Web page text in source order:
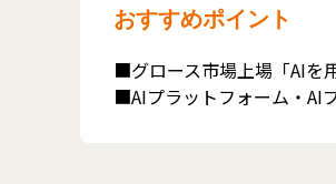
おすすめポイント
■グロース市場上場「AIを
■AIプラットフォーム・AI